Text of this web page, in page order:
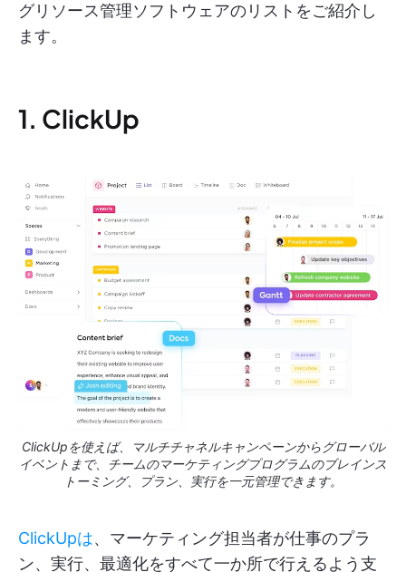
グリソース管理ソフトウェアのリストをご紹介し
ます。
1. ClickUp
ClickUpを使えば、マルチチャネルキャンペーンからグローバル
イベントまで、チームのマーケティングプログラムのブレインス
トーミング、プラン、実行を一元管理できます。
ClickUpは、マーケティング担当者が仕事のプラ
ン、実行、最適化をすべて一か所で行えるよう支